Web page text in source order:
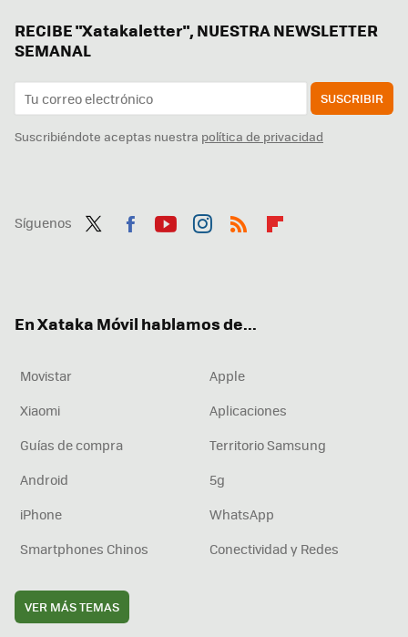
RECIBE "Xatakaletter", NUESTRA NEWSLETTER
SEMANAL
SUSCRIBIR
Suscribiéndote aceptas nuestra política de privacidad
Síguenos
En Xataka Móvil hablamos de...
Movistar
Apple
Xiaomi
Aplicaciones
Guías de compra
Territorio Samsung
Android
5g
iPhone
WhatsApp
Smartphones Chinos
Conectividad y Redes
VER MÁS TEMAS